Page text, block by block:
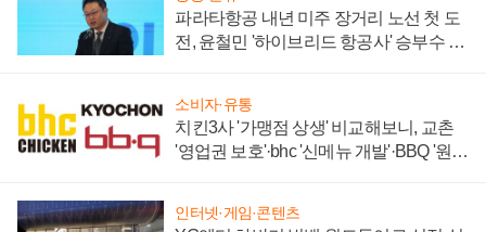
파라타항공 내년 미주 장거리 노선 첫 도
전, 윤철민 '하이브리드 항공사' 승부수 통
소비자·유통
치킨3사 '가맹점 상생' 비교해보니, 교촌
'영업권 보호'·bhc '신메뉴 개발'·BBQ '원가
인터넷·게임·콘텐츠